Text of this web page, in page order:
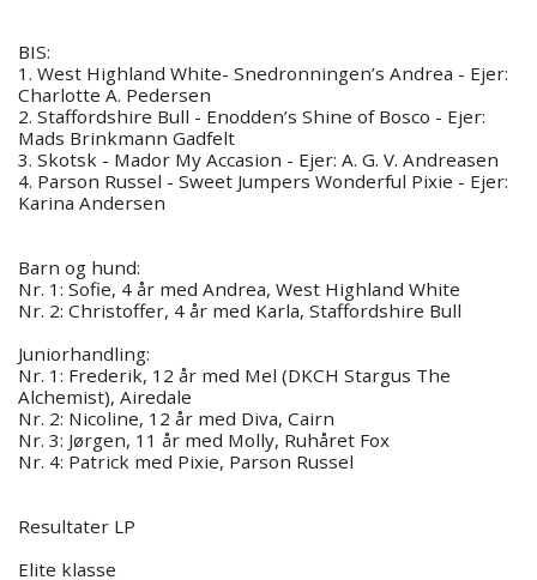
BIS:
1. West Highland White- Snedronningen’s Andrea - Ejer:
Charlotte A. Pedersen
2. Staffordshire Bull - Enodden’s Shine of Bosco - Ejer:
Mads Brinkmann Gadfelt
3. Skotsk - Mador My Accasion - Ejer: A. G. V. Andreasen
4. Parson Russel - Sweet Jumpers Wonderful Pixie - Ejer:
Karina Andersen
Barn og hund:
Nr. 1: Sofie, 4 år med Andrea, West Highland White
Nr. 2: Christoffer, 4 år med Karla, Staffordshire Bull
Juniorhandling:
Nr. 1: Frederik, 12 år med Mel (DKCH Stargus The
Alchemist), Airedale
Nr. 2: Nicoline, 12 år med Diva, Cairn
Nr. 3: Jørgen, 11 år med Molly, Ruhåret Fox
Nr. 4: Patrick med Pixie, Parson Russel
Resultater LP
Elite klasse